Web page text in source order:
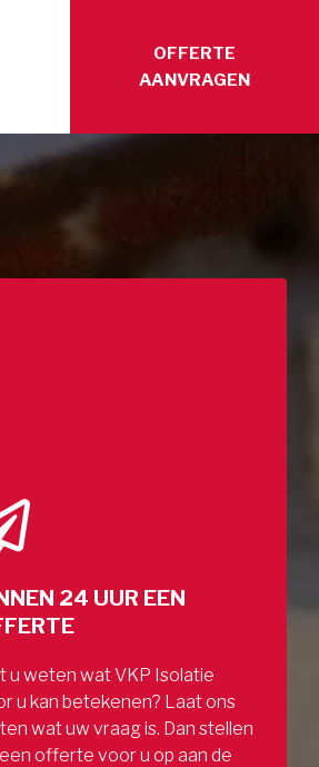
OFFERTE
AANVRAGEN
24 UUR EEN
u weten wat VKP Isolatie
u kan betekenen? Laat ons
wat uw vraag is. Dan stellen
offerte voor u op aan de